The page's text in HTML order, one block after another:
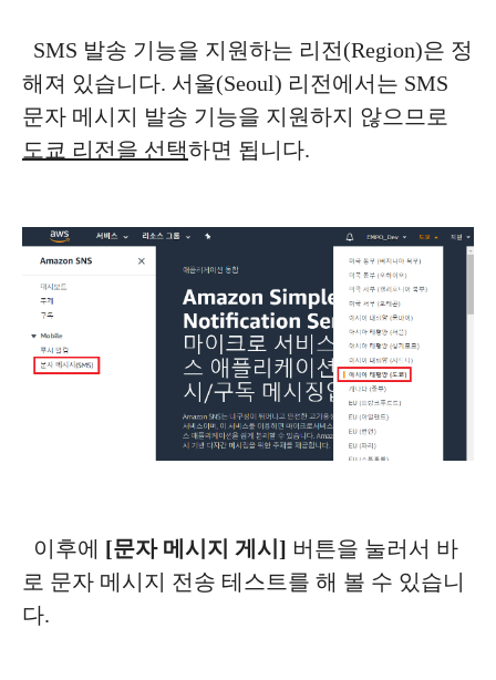
SMS 발송 기능을 지원하는 리전(Region)은 정
해져 있습니다. 서울(Seoul) 리전에서는 SMS
문자 메시지 발송 기능을 지원하지 않으므로
도쿄 리전을 선택하면 됩니다.
이후에 [문자 메시지 게시] 버튼을 눌러서 바
로 문자 메시지 전송 테스트를 해 볼 수 있습니
다.